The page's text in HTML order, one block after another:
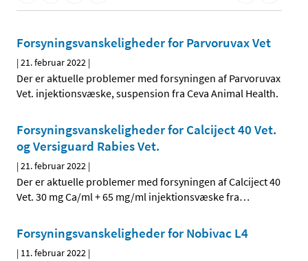
Forsyningsvanskeligheder for Parvoruvax Vet
|21. februar 2022 |
Der er aktuelle problemer med forsyningen af Parvoruvax
Vet. injektionsvæske, suspension fra Ceva Animal Health.
Forsyningsvanskeligheder for Calciject 40 Vet.
og Versiguard Rabies Vet.
|21. februar 2022 |
Der er aktuelle problemer med forsyningen af Calciject 40
Vet. 30 mg Ca/ml + 65 mg/ml injektionsvæske fra…
Forsyningsvanskeligheder for Nobivac L4
| 11. februar 2022 |